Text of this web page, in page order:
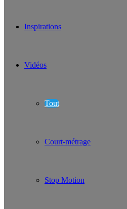
Inspirations
Vidéos
Tout
Court-métrage
Stop Motion